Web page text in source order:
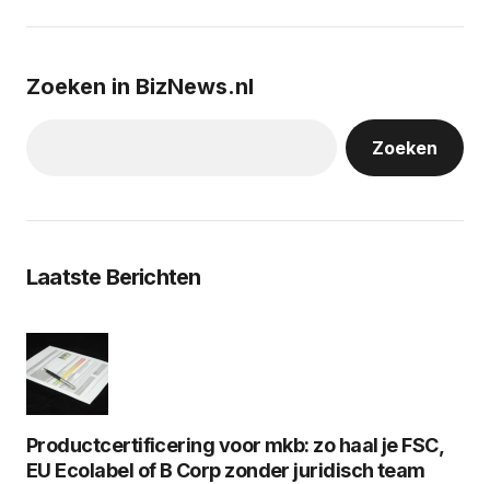
Zoeken in BizNews.nl
Zoeken
Laatste Berichten
Productcertificering voor mkb: zo haal je FSC,
EU Ecolabel of B Corp zonder juridisch team